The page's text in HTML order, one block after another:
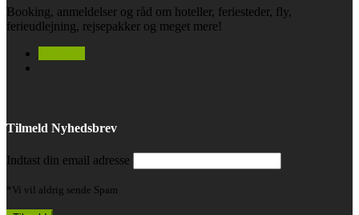
Booking, anmeldelser og råd om hoteller, feriesteder, fly,
ferieudlejning, rejsepakker og meget mere!
Tilmeld Nyhedsbrev
Indtast din email adresse
*Vi vil aldrig sende Spam